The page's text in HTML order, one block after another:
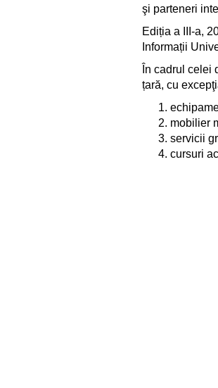
şi parteneri
Ediția a III-a,
Informații
În cadrul celei
țară, cu
mobilier
servicii
cursuri